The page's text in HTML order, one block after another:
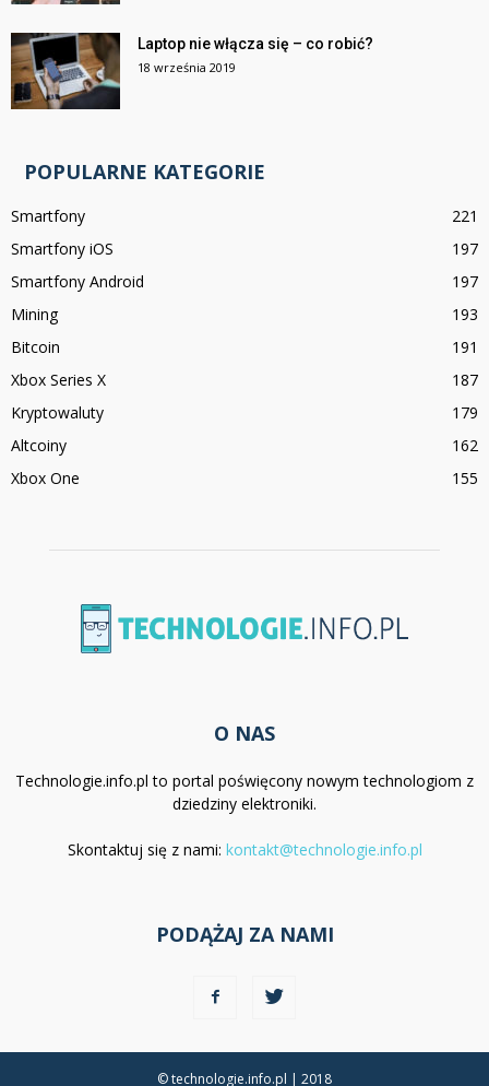
Laptop nie włącza się – co robić?
18 września 2019
POPULARNE KATEGORIE
Smartfony
221
Smartfony iOS
197
Smartfony Android
197
Mining
193
Bitcoin
191
Xbox Series X
187
Kryptowaluty
179
Altcoiny
162
Xbox One
155
O NAS
Technologie.info.pl to portal poświęcony nowym technologiom z
dziedziny elektroniki.
Skontaktuj się z nami: kontakt@technologie.info.pl
PODĄŻAJ ZA NAMI
© technologie.info.pl | 2018